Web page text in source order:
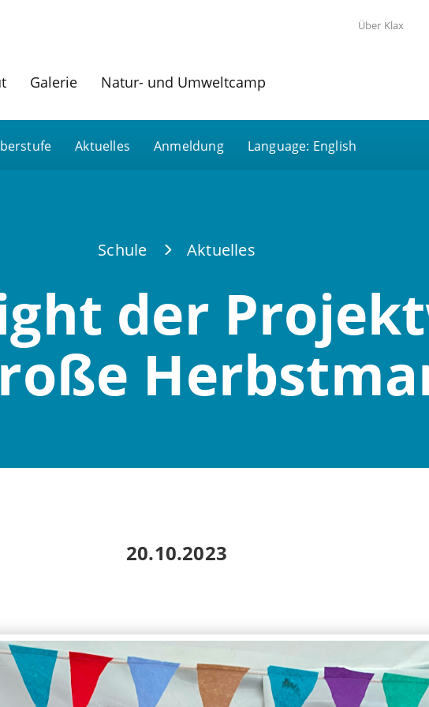
Aktuelles Anmeldung Language: English
Galerie Natur- und Umweltcamp
Über Klax
Schule Aktuelles
der
20.10.2023